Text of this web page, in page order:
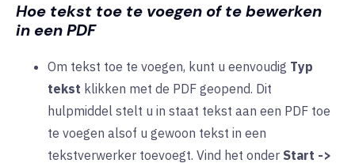
Hoe tekst toe te voegen of te bewerken
in een PDF
Om tekst toe te voegen, kunt u eenvoudig Typ
tekst klikken met de PDF geopend. Dit
hulpmiddel stelt u in staat tekst aan een PDF toe
te voegen alsof u gewoon tekst in een
tekstverwerker toevoegt. Vind het onder Start ->